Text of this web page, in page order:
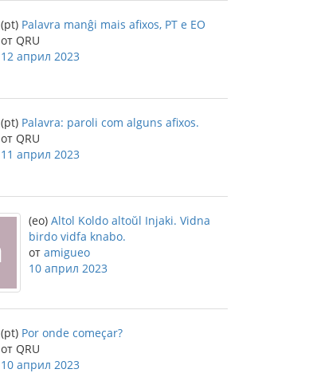
(pt) Palavra manĝi mais afixos, PT e EO
от QRU
12 април 2023
(pt) Palavra: paroli com alguns afixos.
от QRU
11 април 2023
(eo) Altol Koldo altoŭl Injaki. Vidna
birdo vidfa knabo.
от amigueo
10 април 2023
(pt) Por onde começar?
от QRU
10 април 2023